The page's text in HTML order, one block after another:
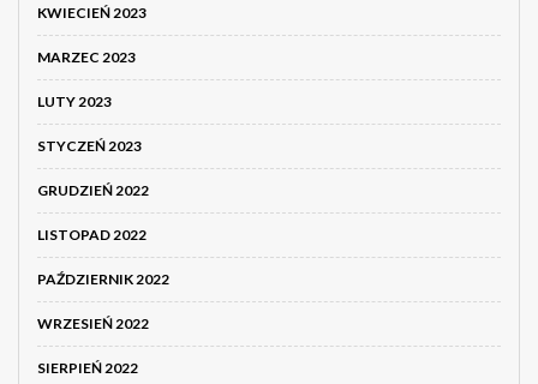
KWIECIEŃ 2023
MARZEC 2023
LUTY 2023
STYCZEŃ 2023
GRUDZIEŃ 2022
LISTOPAD 2022
PAŹDZIERNIK 2022
WRZESIEŃ 2022
SIERPIEŃ 2022